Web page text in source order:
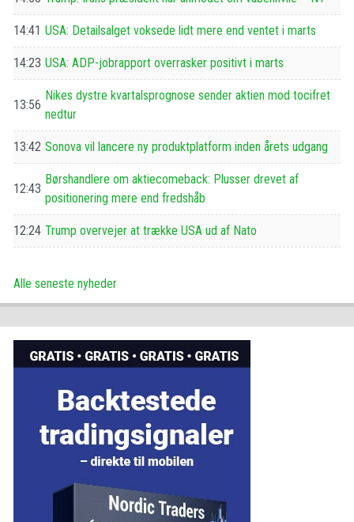
14:41 USA: Detailsalget voksede lidt mere end ventet i marts
14:23 USA: ADP-jobrapport overrasker positivt i marts
13:56
Nikes dystre kvartalsprognose sender aktien mod tocifret
nedtur
13:42 Sonova vil lancere ny produktplatform inden årets udgang
12:43
Børshandlere om aktiecomeback: Plusser drevet af
positionering mere end fredshåb
12:24 Trump overvejer at trække USA ud af Nato
Alle seneste nyheder